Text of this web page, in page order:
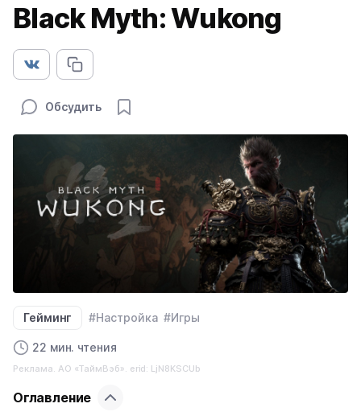
Black Myth: Wukong
Обсудить
Гейминг #Настройка #Игры
22 мин. чтения
Реклама. АО «ТаймВэб». erid: LjN8KSCUb
Оглавление